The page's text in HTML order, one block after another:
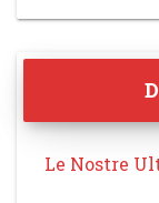
Le Nostre